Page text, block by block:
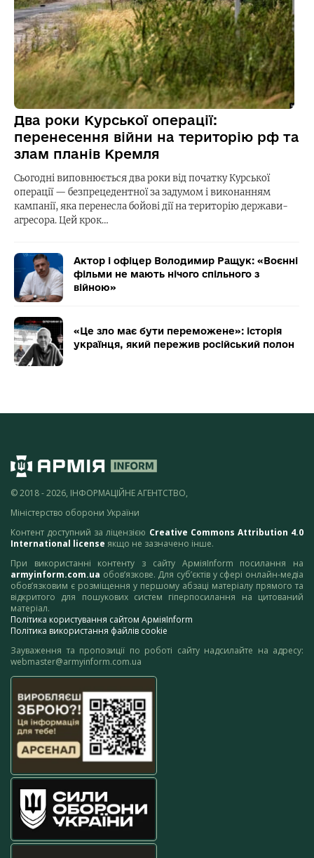
Два роки Курської операції:
перенесення війни на територію рф та
злам планів Кремля
Сьогодні виповнюється два роки від початку Курської
операції — безпрецедентної за задумом і виконанням
кампанії, яка перенесла бойові дії на територію держави-
агресора. Цей крок…
Актор і офіцер Володимир Ращук: «Воєнні
фільми не мають нічого спільного з
війною»
«Це зло має бути переможене»: історія
українця, який пережив російський полон
© 2018 - 2026, ІНФОРМАЦІЙНЕ АГЕНТСТВО,
Міністерство оборони України
Контент доступний за ліцензією Creative Commons Attribution 4.0
International license якщо не зазначено інше.
При використанні контенту з сайту АрміяInform посилання на
armyinform.com.ua обов’язкове. Для суб’єктів у сфері онлайн-медіа
обов’язковим є розміщення у першому абзаці матеріалу прямого та
відкритого для пошукових систем гіперпосилання на цитований
матеріал.
Політика користування сайтом АрміяInform
Політика використання файлів cookie
Зауваження та пропозиції по роботі сайту надсилайте на адресу:
webmaster@armyinform.com.ua